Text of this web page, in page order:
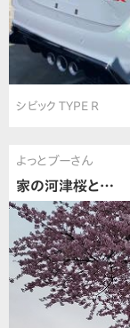
シビック TYPE R
よっとブーさん
家の河津桜と…